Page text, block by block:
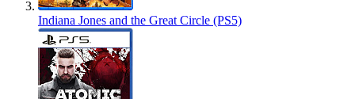
Indiana Jones and the Great Circle (PS5)